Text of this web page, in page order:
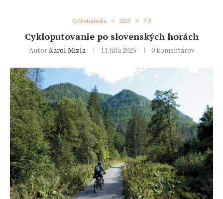
Cykloturistika 2025 7-8
Cykloputovanie po slovenských horách
AutorKarol Mizla 11. júla 2025 0 komentárov